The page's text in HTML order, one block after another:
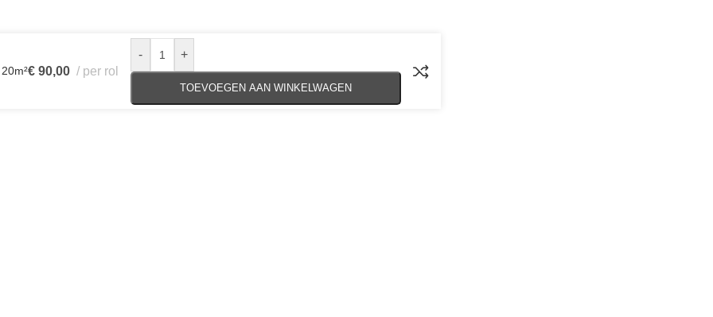
€ 90,00 per rol
- +
TOEVOEGEN AAN WINKELWAGEN